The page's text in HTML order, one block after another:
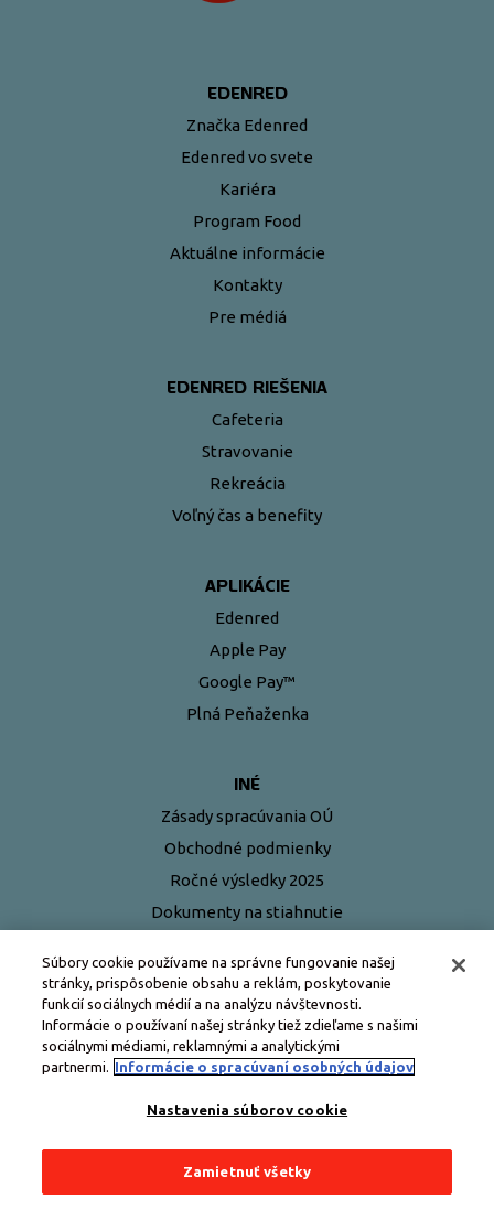
EDENRED
Značka Edenred
Edenred vo svete
Kariéra
Program Food
Aktuálne informácie
Kontakty
Pre médiá
EDENRED RIEŠENIA
Cafeteria
Stravovanie
Rekreácia
Voľný čas a benefity
APLIKÁCIE
Edenred
Apple Pay
Google Pay™
Plná Peňaženka
INÉ
Zásady spracúvania OÚ
Obchodné podmienky
Ročné výsledky 2025
Dokumenty na stiahnutie
Všetky práva vyhradené © Edenred Slovensko
Súbory cookie používame na správne fungovanie našej
stránky, prispôsobenie obsahu a reklám, poskytovanie
funkcií sociálnych médií a na analýzu návštevnosti.
Informácie o používaní našej stránky tiež zdieľame s našimi
sociálnymi médiami, reklamnými a analytickými
partnermi. Informácie o spracúvaní osobných údajov
Nastavenia súborov cookie
Zamietnuť všetky